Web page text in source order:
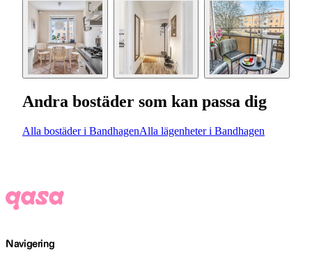
Andra bostäder som kan passa dig
Alla bostäder i BandhagenAlla lägenheter i Bandhagen
Navigering